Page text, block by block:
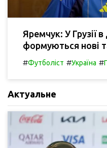
Яремчук: У Грузії
формуються нові
#Футболіст #Україна #
Актуальне